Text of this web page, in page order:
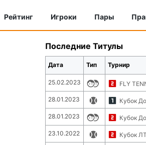
Рейтинг Игроки Пары
Последние Титулы
Дата Тип Турнир
25.02.2023 FLY
28.01.2023 Кубок
28.01.2023 Кубок
23.10.2022 Кубок